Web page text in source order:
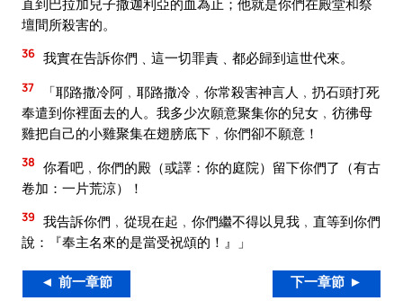
壇間所殺害的。
36 我實在告訴你們﹑這一切罪責﹑都必歸到這世代來。
37
「耶路撒冷阿﹐耶路撒冷﹐你常殺害神言人﹐扔石頭打死
奉遣到你裡面去的人。我多少次願意聚集你的兒女﹐彷彿母
雞把自己的小雞聚集在翅膀底下﹐你們卻不願意！
38 你看吧﹐你們的殿（或譯：你的庭院）留下你們了（有古
卷加：一片荒涼）！
39 我告訴你們﹐從現在起﹐你們繼不得以見我﹐直等到你們
說：『奉主名來的是當受祝頌的！』」
◄ 前一章節 下一章節 ►